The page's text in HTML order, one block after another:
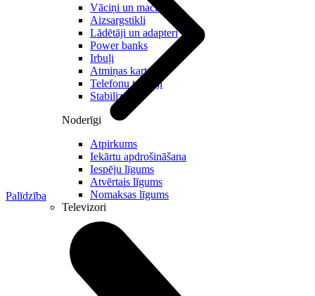
Vāciņi un maciņi
Aizsargstikli
Lādētāji un adapteri
Power banks
Irbuļi
Atmiņas kartes
Telefonu turētaji
Stabilizatori
Noderīgi
Atpirkums
Iekārtu apdrošināšana
Iespēju līgums
Atvērtais līgums
Nomaksas līgums
Televizori
Palīdzība